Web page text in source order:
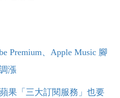
Premium、Apple Music 腳
漲
果「三大訂閱服務」也要